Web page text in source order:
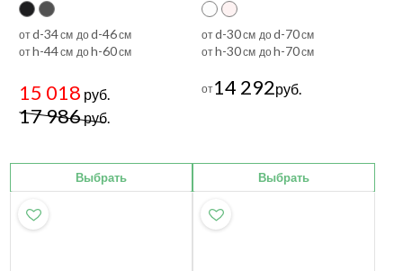
отd-34см доd-46см
отh-44см доh-60см
15 018 руб.
17 986руб.
Выбрать
отd-30см доd-70см
отh-30см доh-70см
от14 292руб.
Выбрать